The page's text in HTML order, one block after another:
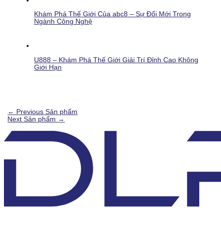
Khám Phá Thế Giới Của abc8 – Sự Đổi Mới Trong
Ngành Công Nghệ
U888 – Khám Phá Thế Giới Giải Trí Đỉnh Cao Không
Giới Hạn
← Previous Sản phẩm
Next Sản phẩm →